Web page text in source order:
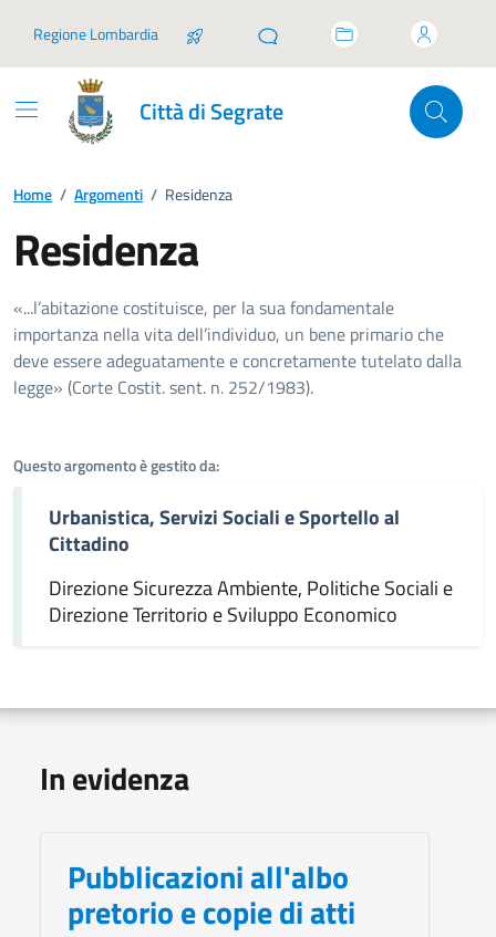
Regione Lombardia
Città di Segrate
Home / Argomenti / Residenza
Residenza
Dettagli dell'argomento
«...l’abitazione costituisce, per la sua fondamentale
importanza nella vita dell’individuo, un bene primario che
deve essere adeguatamente e concretamente tutelato dalla
legge» (Corte Costit. sent. n. 252/1983).
Questo argomento è gestito da:
Urbanistica, Servizi Sociali e Sportello al
Cittadino
Direzione Sicurezza Ambiente, Politiche Sociali e
Direzione Territorio e Sviluppo Economico
In evidenza
Pubblicazioni all'albo
pretorio e copie di atti